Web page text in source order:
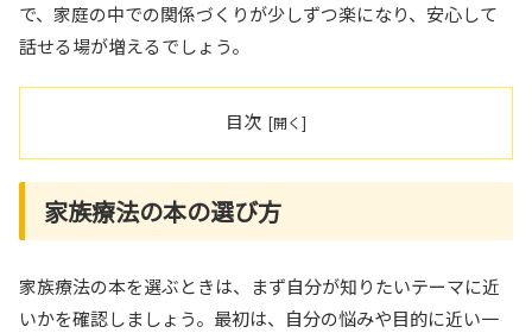
で、家庭の中での関係づくりが少しずつ楽になり、安心して
話せる場が増えるでしょう。
目次
家族療法の本の選び方
家族療法の本を選ぶときは、まず自分が知りたいテーマに近
いかを確認しましょう。最初は、自分の悩みや目的に近い一